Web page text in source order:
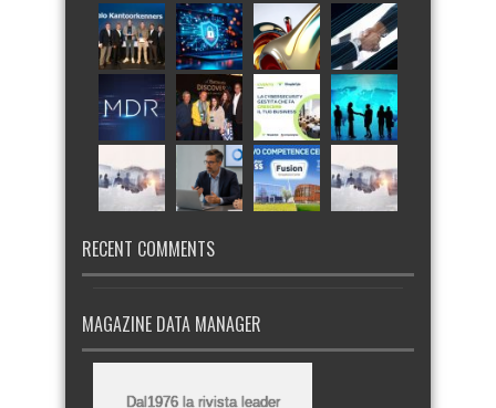
RECENT COMMENTS
MAGAZINE DATA MANAGER
Dal1976 la rivista leader